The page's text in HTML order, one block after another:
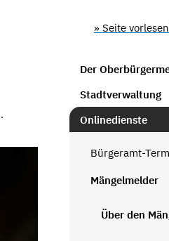
» Seite vorlesen
Der
Stadtverwaltung
Onlinedienste
Bürgeramt-
Mängelmelder
Über den